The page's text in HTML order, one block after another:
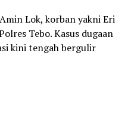
Lok, korban yakni Eri
Tebo. Kasus dugaan
kini tengah bergulir